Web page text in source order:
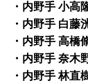
・内野手 小
・内野手 白
・内野手 高
・内野手 奈木
・内野手 林